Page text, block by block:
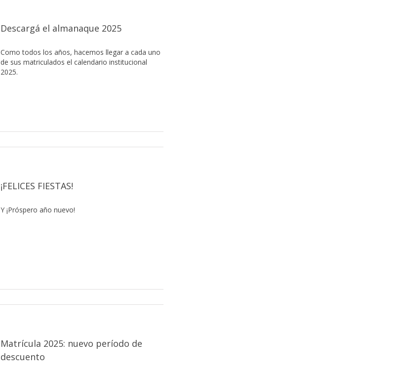
Descargá el almanaque 2025
Como todos los años, hacemos llegar a cada uno
de sus matriculados el calendario institucional
2025.
¡FELICES FIESTAS!
Y ¡Próspero año nuevo!
Matrícula 2025: nuevo período de
descuento